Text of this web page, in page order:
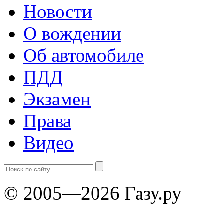
Новости
О вождении
Об автомобиле
ПДД
Экзамен
Права
Видео
© 2005—2026 Газу.ру